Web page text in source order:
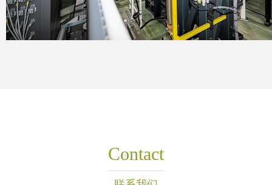
Contact